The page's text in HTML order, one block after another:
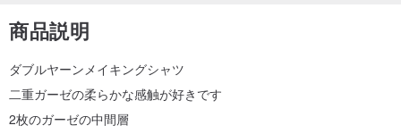
商品説明
ダブルヤーンメイキングシャツ
二重ガーゼの柔らかな感触が好きです
2枚のガーゼの中間層